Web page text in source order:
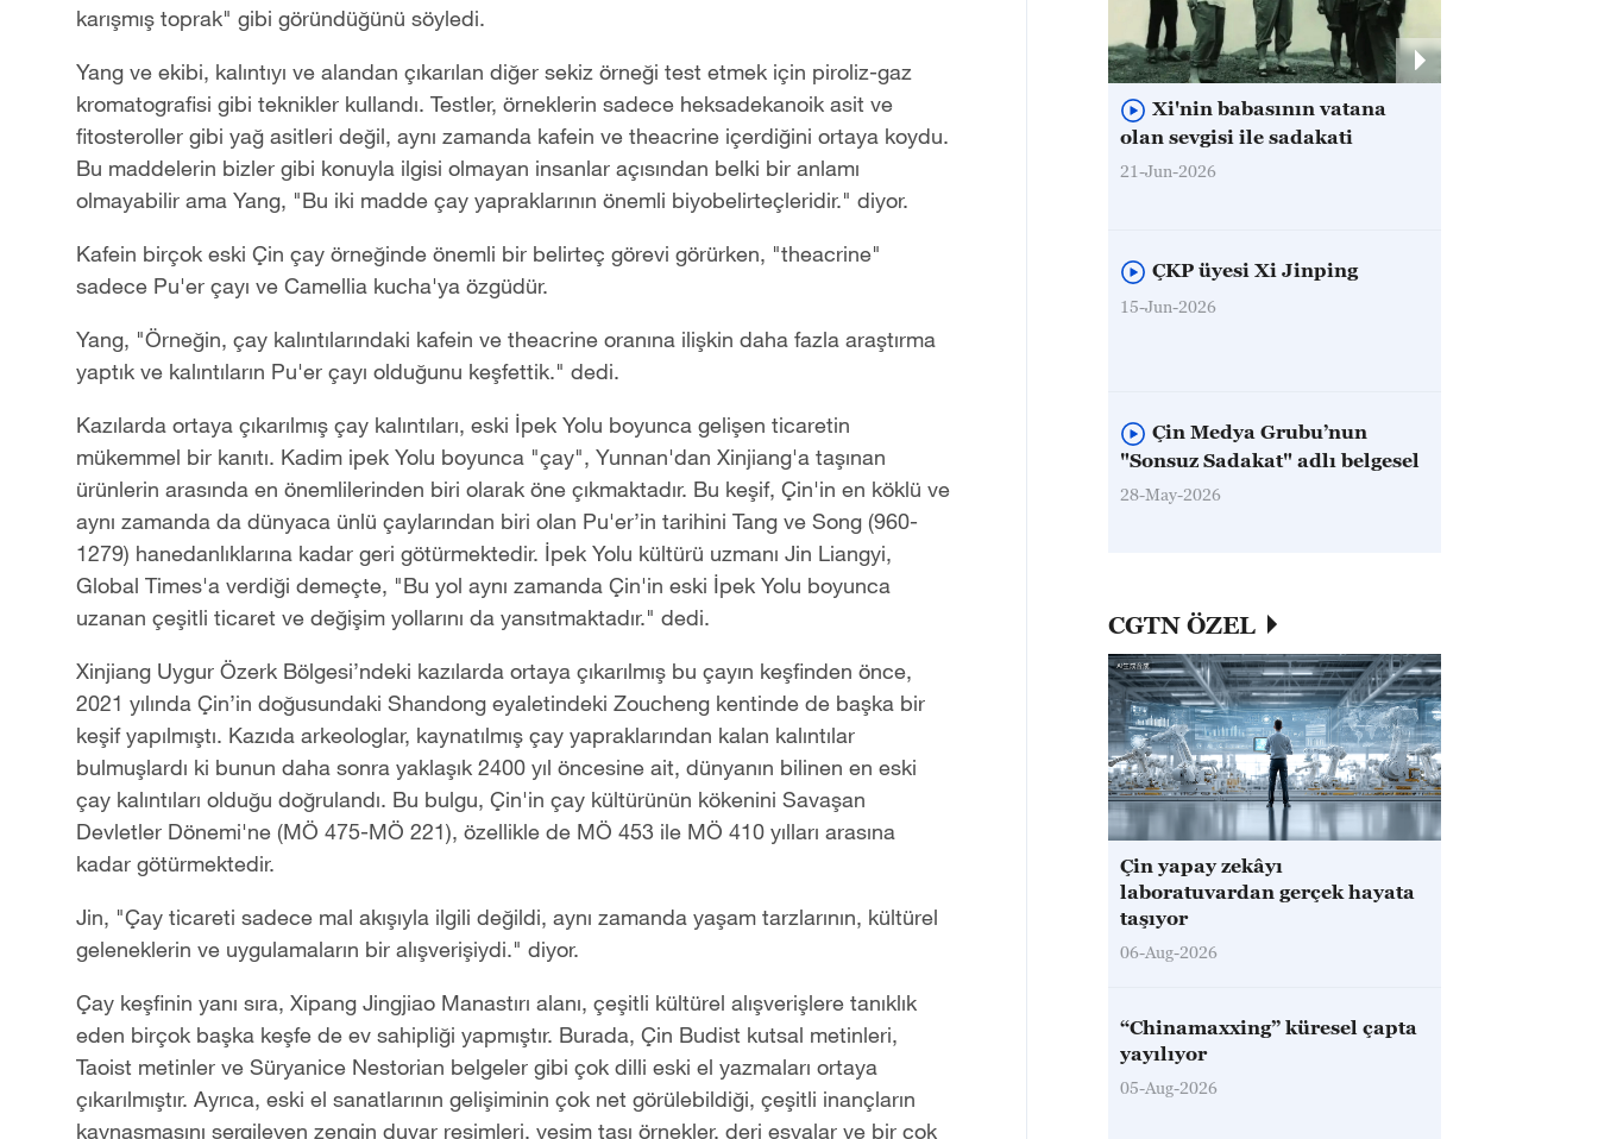
karışmış toprak" gibi göründüğünü söyledi.
Yang ve ekibi, kalıntıyı ve alandan çıkarılan diğer sekiz örneği test etmek için piroliz-gaz
kromatografisi gibi teknikler kullandı. Testler, örneklerin sadece heksadekanoik asit ve
fitosteroller gibi yağ asitleri değil, aynı zamanda kafein ve theacrine içerdiğini ortaya koydu.
Bu maddelerin bizler gibi konuyla ilgisi olmayan insanlar açısından belki bir anlamı
olmayabilir ama Yang, "Bu iki madde çay yapraklarının önemli biyobelirteçleridir." diyor.
Kafein birçok eski Çin çay örneğinde önemli bir belirteç görevi görürken, "theacrine"
sadece Pu'er çayı ve Camellia kucha'ya özgüdür.
Yang, "Örneğin, çay kalıntılarındaki kafein ve theacrine oranına ilişkin daha fazla araştırma
yaptık ve kalıntıların Pu'er çayı olduğunu keşfettik." dedi.
Kazılarda ortaya çıkarılmış çay kalıntıları, eski İpek Yolu boyunca gelişen ticaretin
mükemmel bir kanıtı. Kadim ipek Yolu boyunca "çay", Yunnan'dan Xinjiang'a taşınan
ürünlerin arasında en önemlilerinden biri olarak öne çıkmaktadır. Bu keşif, Çin'in en köklü ve
aynı zamanda da dünyaca ünlü çaylarından biri olan Pu'er’in tarihini Tang ve Song (960-
1279) hanedanlıklarına kadar geri götürmektedir. İpek Yolu kültürü uzmanı Jin Liangyi,
Global Times'a verdiği demeçte, "Bu yol aynı zamanda Çin'in eski İpek Yolu boyunca
uzanan çeşitli ticaret ve değişim yollarını da yansıtmaktadır." dedi.
Xinjiang Uygur Özerk Bölgesi’ndeki kazılarda ortaya çıkarılmış bu çayın keşfinden önce,
2021 yılında Çin’in doğusundaki Shandong eyaletindeki Zoucheng kentinde de başka bir
keşif yapılmıştı. Kazıda arkeologlar, kaynatılmış çay yapraklarından kalan kalıntılar
bulmuşlardı ki bunun daha sonra yaklaşık 2400 yıl öncesine ait, dünyanın bilinen en eski
çay kalıntıları olduğu doğrulandı. Bu bulgu, Çin'in çay kültürünün kökenini Savaşan
Devletler Dönemi'ne (MÖ 475-MÖ 221), özellikle de MÖ 453 ile MÖ 410 yılları arasına
kadar götürmektedir.
Jin, "Çay ticareti sadece mal akışıyla ilgili değildi, aynı zamanda yaşam tarzlarının, kültürel
geleneklerin ve uygulamaların bir alışverişiydi." diyor.
Çay keşfinin yanı sıra, Xipang Jingjiao Manastırı alanı, çeşitli kültürel alışverişlere tanıklık
eden birçok başka keşfe de ev sahipliği yapmıştır. Burada, Çin Budist kutsal metinleri,
Taoist metinler ve Süryanice Nestorian belgeler gibi çok dilli eski el yazmaları ortaya
çıkarılmıştır. Ayrıca, eski el sanatlarının gelişiminin çok net görülebildiği, çeşitli inançların
kaynaşmasını sergileyen zengin duvar resimleri, yeşim taşı örnekler, deri eşyalar ve bir çok
Xi'nin babasının vatana
olan sevgisi ile sadakati
21-Jun-2026
ÇKP üyesi Xi Jinping
15-Jun-2026
Çin Medya Grubu’nun
"Sonsuz Sadakat" adlı belgesel
28-May-2026
CGTN ÖZEL
Çin yapay zekâyı
laboratuvardan gerçek hayata
taşıyor
06-Aug-2026
“Chinamaxxing” küresel çapta
yayılıyor
05-Aug-2026